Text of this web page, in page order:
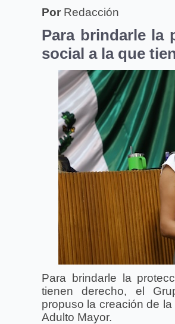
Por Redacción
Para brindarle la
social a la que
Para brindarle la
tienen derecho, el
propuso la creación de
Adulto Mayor.